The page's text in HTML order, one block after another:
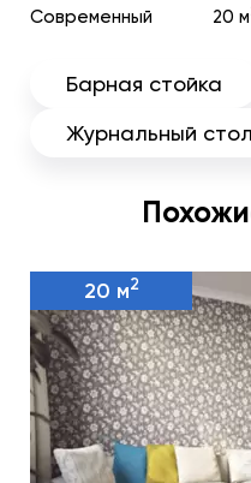
Современный
20 м
Барная стойка
Журнальный
20 м2